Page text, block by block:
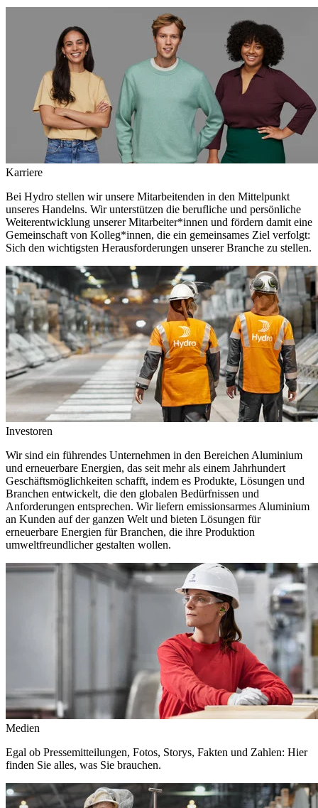
Karriere
Bei Hydro stellen wir unsere Mitarbeitenden in den Mittelpunkt
unseres Handelns. Wir unterstützen die berufliche und persönliche
Weiterentwicklung unserer Mitarbeiter*innen und fördern damit eine
Gemeinschaft von Kolleg*innen, die ein gemeinsames Ziel verfolgt:
Sich den wichtigsten Herausforderungen unserer Branche zu stellen.
Investoren
Wir sind ein führendes Unternehmen in den Bereichen Aluminium
und erneuerbare Energien, das seit mehr als einem Jahrhundert
Geschäftsmöglichkeiten schafft, indem es Produkte, Lösungen und
Branchen entwickelt, die den globalen Bedürfnissen und
Anforderungen entsprechen. Wir liefern emissionsarmes Aluminium
an Kunden auf der ganzen Welt und bieten Lösungen für
erneuerbare Energien für Branchen, die ihre Produktion
umweltfreundlicher gestalten wollen.
Medien
Egal ob Pressemitteilungen, Fotos, Storys, Fakten und Zahlen: Hier
finden Sie alles, was Sie brauchen.